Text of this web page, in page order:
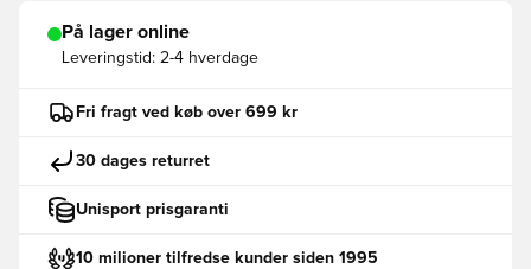
På lager online
Leveringstid: 2-4 hverdage
Fri fragt ved køb over 699 kr
30 dages returret
Unisport prisgaranti
10 milioner tilfredse kunder siden 1995